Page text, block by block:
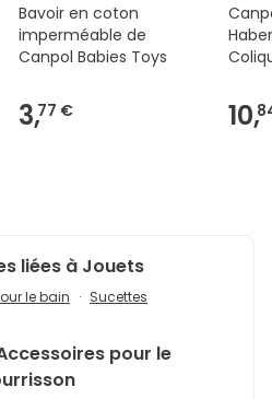
Bavoir en coton
imperméable de
Canpol Babies Toys
3,77 € 10,
liées à Jouets
le bain Sucettes
pour le